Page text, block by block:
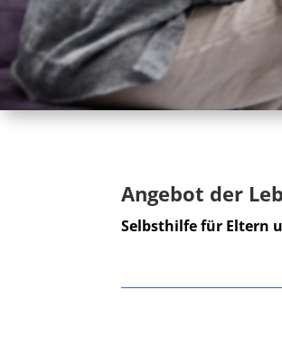
Angebot der
Selbsthilfe für Eltern